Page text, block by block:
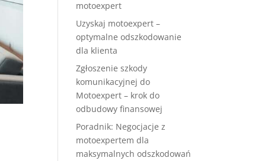
motoexpert
Uzyskaj motoexpert –
optymalne odszkodowanie
dla klienta
Zgłoszenie szkody
komunikacyjnej do
Motoexpert – krok do
odbudowy finansowej
Poradnik: Negocjacje z
motoexpertem dla
maksymalnych odszkodowań